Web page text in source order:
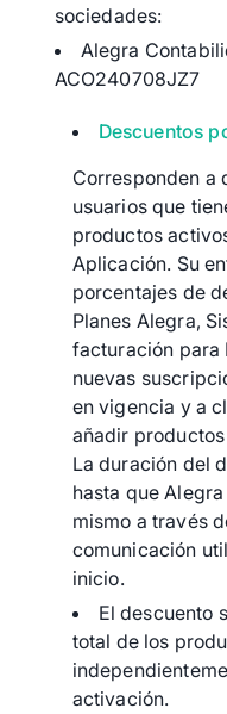
sociedades:
Alegra
ACO240708JZ7
Descuentos
Corresponden a
usuarios que
productos
Aplicación. Su
porcentajes de
Planes Alegra,
facturación para
nuevas
en vigencia y a
añadir
La duración del
hasta que
mismo a través
comunicación
inicio.
El descuento
total de los
activación.